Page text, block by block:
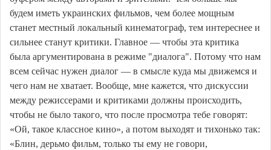
будем иметь украинских фильмов, чем более мощным
станет местный локальный кинематограф, тем интереснее и
сильнее станут критики. Главное — чтобы эта критика
была аргументирована в режиме "диалога". Потому что нам
всем сейчас нужен диалог — в смысле куда мы движемся и
чего нам не хватает. Вообще, мне кажется, что дискуссии
между режиссерами и критиками должны происходить,
чтобы не было такого, что после просмотра тебе говорят:
«Ой, такое классное кино», а потом выходят и тихонько так:
«Блин, дерьмо фильм, только ты ему не говори,